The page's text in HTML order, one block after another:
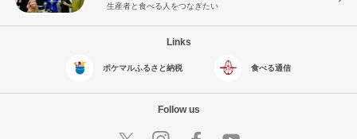
生産者と食べる人をつなぎたい
Links
ポケマルふるさと納税 食べる通信
Follow us